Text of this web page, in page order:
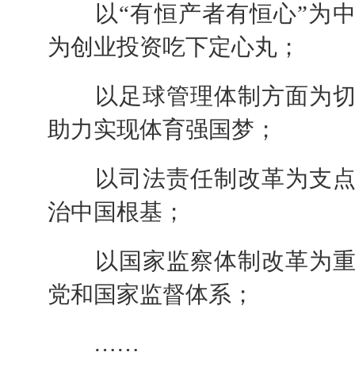
以“有恒产者有恒心”为中
为创业投资吃下定心丸；
以足球管理体制方面为切
助力实现体育强国梦；
以司法责任制改革为支点
治中国根基；
以国家监察体制改革为重
党和国家监督体系；
……